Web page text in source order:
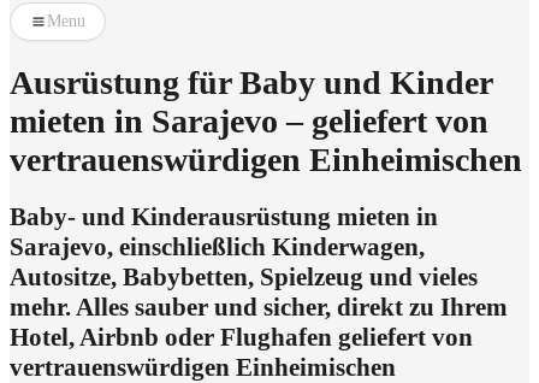
Menu
Ausrüstung für Baby und Kinder
mieten in Sarajevo – geliefert von
vertrauenswürdigen Einheimischen
Baby- und Kinderausrüstung mieten in
Sarajevo, einschließlich Kinderwagen,
Autositze, Babybetten, Spielzeug und vieles
mehr. Alles sauber und sicher, direkt zu Ihrem
Hotel, Airbnb oder Flughafen geliefert von
vertrauenswürdigen Einheimischen